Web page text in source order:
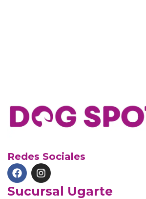
Redes Sociales
Sucursal Ugarte